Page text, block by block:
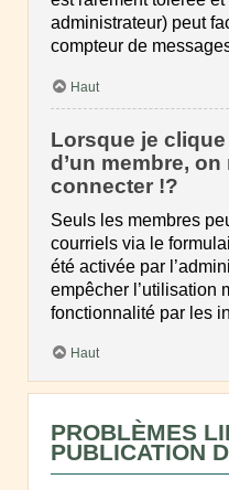
administrateur) peut
compteur de
Haut
Lorsque je
d’un membre,
connecter !?
Seuls les membres
courriels via le
été activée par
empêcher l’utilisation
fonctionnalité par les
Haut
PROBLÈMES
PUBLICATION